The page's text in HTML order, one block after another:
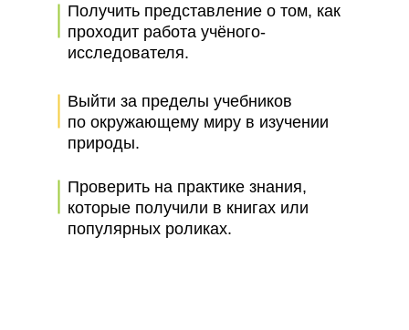
Получить представление о том, как
проходит работа учёного-
исследователя.
Выйти за пределы учебников
по окружающему миру в изучении
природы.
Проверить на практике знания,
которые получили в книгах или
популярных роликах.